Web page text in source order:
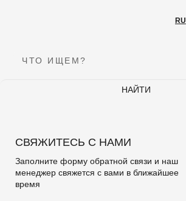
RU
ЧТО ИЩЕМ?
НАЙТИ
СВЯЖИТЕСЬ С НАМИ
Заполните форму обратной связи и наш
менеджер свяжется с вами в ближайшее
время
E-MAIL